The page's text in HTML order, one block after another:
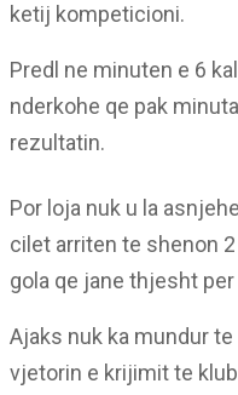
ketij kompeticioni.
Predl ne minuten e 6
nderkohe qe pak
rezultatin.
Por loja nuk u la
cilet arriten te shenon
gola qe jane thjesht
Ajaks nuk ka mundur
vjetorin e krijimit te